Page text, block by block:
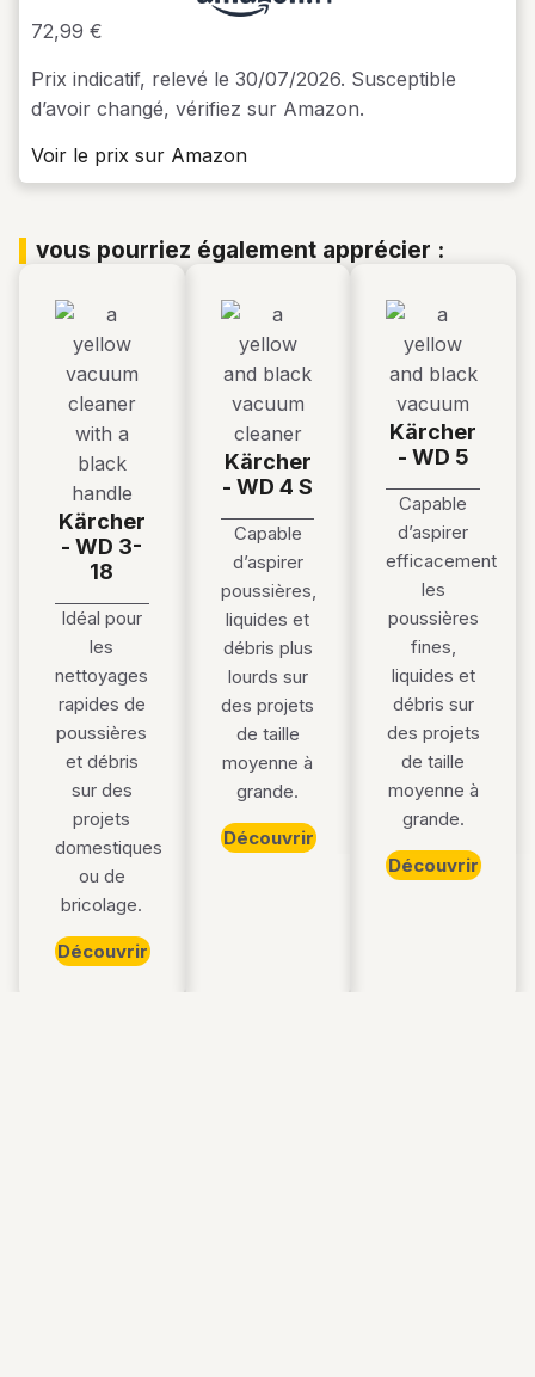
72,99 €
Prix indicatif, relevé le 30/07/2026. Susceptible
d’avoir changé, vérifiez sur Amazon.
Voir le prix sur Amazon
vous pourriez également apprécier :
Kärcher
- WD 3-
18
Idéal pour
les
nettoyages
rapides de
poussières
et débris
sur des
projets
domestiques
ou de
bricolage.
Découvrir
Kärcher
- WD 4 S
Capable
d’aspirer
poussières,
liquides et
débris plus
lourds sur
des projets
de taille
moyenne à
grande.
Découvrir
Kärcher
- WD 5
Capable
d’aspirer
efficacement
les
poussières
fines,
liquides et
débris sur
des projets
de taille
moyenne à
grande.
Découvrir